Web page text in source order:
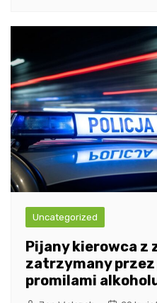
Uncategorized
Pijany kierowca z
zatrzymany przez
promilami